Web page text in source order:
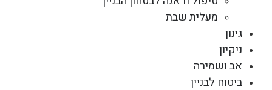
מעלית שבת
גינון
ניקיון
אב ושמירה
ביטוח לבניין